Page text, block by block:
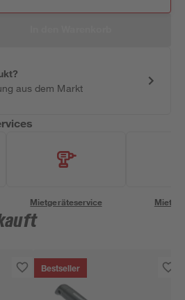
aus dem Markt
Mietgeräteservice
Bestseller